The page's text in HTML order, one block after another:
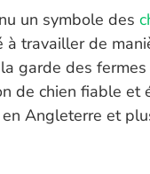
un symbole des
travailler de
garde des
de chien fiable et
Angleterre et